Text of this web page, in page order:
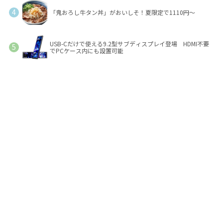
「鬼おろし牛タン丼」がおいしそ！夏限定で1110円～
USB-Cだけで使える9.2型サブディスプレイ登場 HDMI不要
でPCケース内にも設置可能